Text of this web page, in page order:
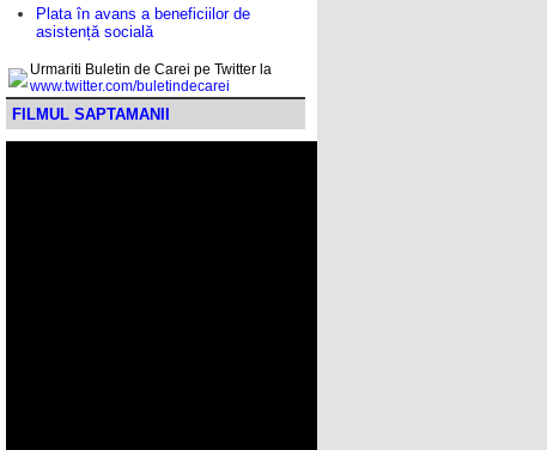
Plata în avans a beneficiilor de
asistență socială
Urmariti Buletin de Carei pe Twitter la
www.twitter.com/buletindecarei
FILMUL SAPTAMANII